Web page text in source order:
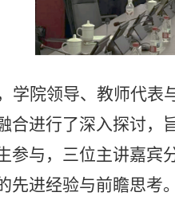
学院领导、教师代表
合进行了深入探讨，
参与，三位主讲嘉宾
先进经验与前瞻思考。